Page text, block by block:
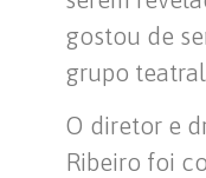
gostou de
grupo
O diretor e
Ribeiro foi